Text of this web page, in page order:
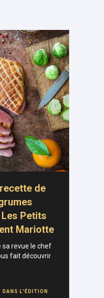
de
Petits
Mariotte
sa revue le chef
fait découvrir
DANS L'ÉDITION